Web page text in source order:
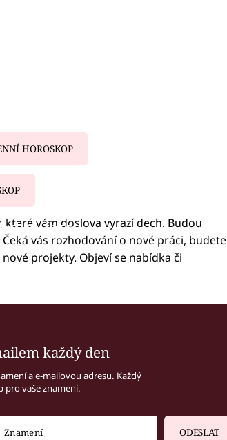
HOROSKOP
to fetch
vám doslova vyrazí dech. Budou
vás rozhodování o nové práci, budete
projekty. Objeví se nabídka či
každý den
a e-mailovou adresu. Každý
pro vaše znamení.
ODESLAT